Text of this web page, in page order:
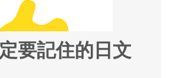
要記住的日文